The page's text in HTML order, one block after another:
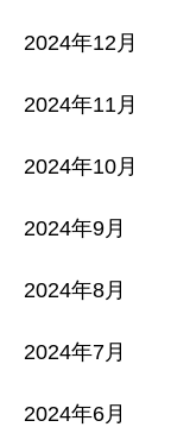
2024年12月
2024年11月
2024年10月
2024年9月
2024年8月
2024年7月
2024年6月